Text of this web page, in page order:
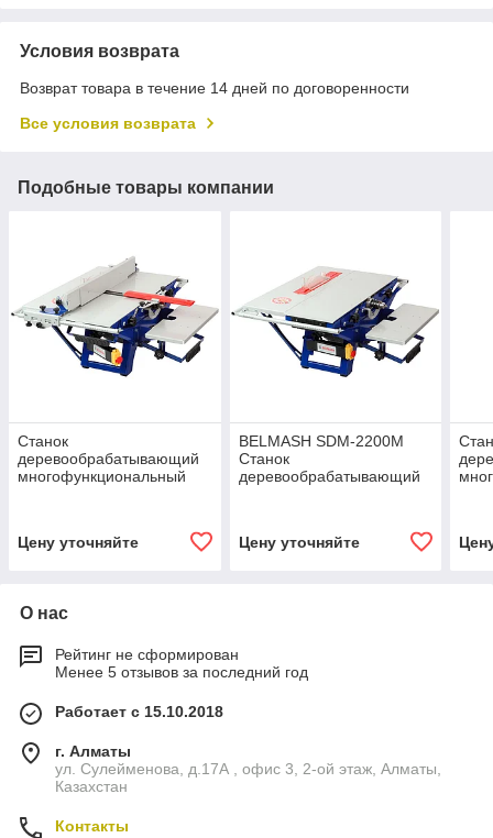
Условия возврата
Возврат товара в течение 14 дней по договоренности
Все условия возврата
Подобные товары компании
Станок
деревообрабатывающий
многофункциональный
Цену уточняйте
BELMASH SDM-2200M
Станок
деревообрабатывающий
Цену уточняйте
О нас
Рейтинг не сформирован
Менее 5 отзывов за последний год
Работает с 15.10.2018
г. Алматы
ул. Сулейменова, д.17А , офис 3, 2-ой этаж, Алматы,
Казахстан
Контакты